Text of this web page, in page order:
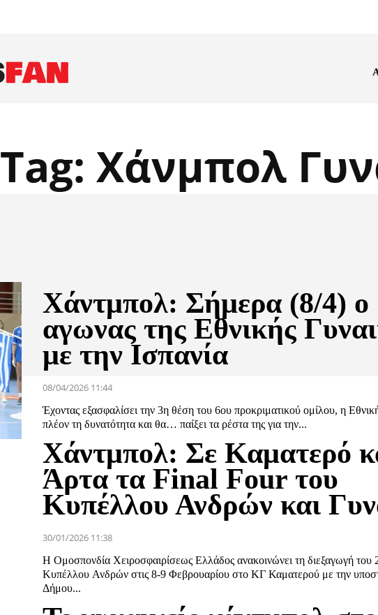
Tag: Χάνμπολ
Χάντμπολ: Σήμερα (8/4) ο
αγωνας της Εθνικής
με την Ισπανία
08/04/2026 11:44
Έχοντας εξασφαλίσει την 3η θέση του 6ου προκριματικού ομίλου, η
πλέον τη δυνατότητα και θα… παίξει τα ρέστα της για την...
Χάντμπολ: Σε Καματερό
Άρτα τα Final Four του
Κυπέλλου Ανδρών και
30/01/2026 11:38
H Ομοσπονδία Χειροσφαιρίσεως Ελλάδος ανακοινώνει τη διεξαγωγή
Κυπέλλου Ανδρών στις 8-9 Φεβρουαρίου στο ΚΓ Καματερού με την
Δήμου...